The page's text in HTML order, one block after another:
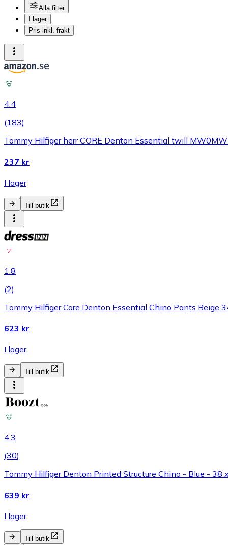
Alla filter
I lager
Pris inkl. frakt
4.4
(183)
Tommy Hilfiger herr CORE Denton Essential twill
237 kr
I lager
Till butik
1.8
(2)
Tommy Hilfiger Core Denton Essential Chino Pants Beige
623 kr
I lager
Till butik
4.3
(30)
Tommy Hilfiger Denton Printed Structure Chino - Blue - 38
639 kr
I lager
Till butik